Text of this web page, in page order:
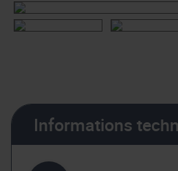
Informations